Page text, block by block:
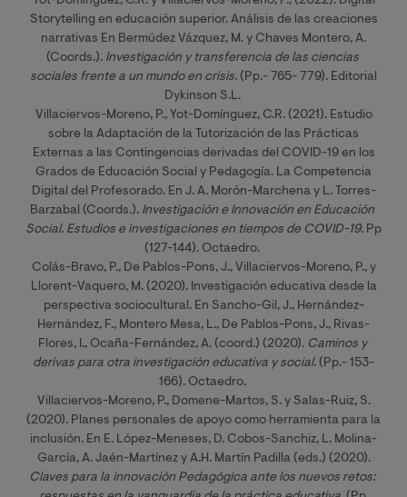
Storytelling en educación superior. Análisis de las creaciones
narrativas En Bermúdez Vázquez, M. y Chaves Montero, A.
(Coords.). Investigación y transferencia de las ciencias
sociales frente a un mundo en crisis. (Pp.- 765- 779). Editorial
Dykinson S.L.
Villaciervos-Moreno, P., Yot-Domínguez, C.R. (2021). Estudio
sobre la Adaptación de la Tutorización de las Prácticas
Externas a las Contingencias derivadas del COVID-19 en los
Grados de Educación Social y Pedagogía. La Competencia
Digital del Profesorado. En J. A. Morón-Marchena y L. Torres-
Barzabal (Coords.). Investigación e Innovación en Educación
Social. Estudios e investigaciones en tiempos de COVID-19. Pp
(127-144). Octaedro.
Colás-Bravo, P., De Pablos-Pons, J., Villaciervos-Moreno, P., y
Llorent-Vaquero, M. (2020). Investigación educativa desde la
perspectiva sociocultural. En Sancho-Gil, J., Hernández-
Hernández, F., Montero Mesa, L., De Pablos-Pons, J., Rivas-
Flores, I., Ocaña-Fernández, A. (coord.) (2020). Caminos y
derivas para otra investigación educativa y social. (Pp.- 153-
166). Octaedro.
Villaciervos-Moreno, P., Domene-Martos, S. y Salas-Ruiz, S.
(2020). Planes personales de apoyo como herramienta para la
inclusión. En E. López-Meneses, D. Cobos-Sanchiz, L. Molina-
García, A. Jaén-Martínez y A.H. Martín Padilla (eds.) (2020).
Claves para la innovación Pedagógica ante los nuevos retos: